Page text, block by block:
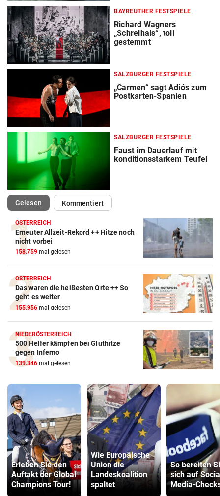
BAYREUTHER FESTSPIELE
Richard Wagners
„Schreihals“, toll
gestemmt
SALZBURGER FESTSPIELE
„Carmen“ sagt Adiós zum
Postkarten-Spanien
SALZBURGER FESTSPIELE
Faust im Dauerlauf mit
konditionsstarkem Teufel
Gelesen(ausgewählt)Kommentiert
ÖSTERREICH
Erneuter Allzeit-Rekord ++ Hitze noch
nicht vorbei
158.759 mal gelesen
ÖSTERREICH
Das waren die heißesten Orte ++ So
geht es weiter
155.956 mal gelesen
NIEDERÖSTERREICH
500 Helfer kämpfen bei Gluthitze
gegen Inferno
139.346 mal gelesen
Erleben Sie den
Auftakt der Global
Champions Tour!
Wie Europäische
Union die
Landeskoalition
spaltet
So bereiten
sich auf
Media-